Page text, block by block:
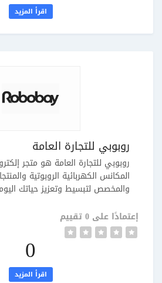
اقرأ المزيد
روبوبي للتجارة العامة
روبوبي للتجارة العامة هو متجر
المكانس الكهربائية الروبوتية
والمخصص لتبسيط وتعزيز حياتك
إعتمادًا على 0 تقييم
0
اقرأ المزيد